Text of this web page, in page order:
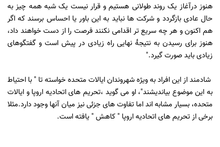
هنوز درآغاز یک روند طولانی هستیم و قرار نیست یک شبه همه چیز به
حال عادی بازگردد و شرکت ها نباید به این باور یا احساس برسند که اگر
هم اکنون و هر چه سریع تر اقدامی نکنند فرصت را از دست خواهند داد،
هنوز برای رسیدن به نتیجۀ نهایی راه زیادی در پیش است و گفتگوهای
زیادی باید صورت گیرد."
شادمند از این افراد به ویژه شهروندان ایالات متحده خواسته تا " با احتیاط
به این موضوع بیاندیشند"، او می گوید ،تحریم های اتحادیه اروپا و ایالات
متحده، بسیار مشابه اند اما تفاوت های جزئی نیز میان آنها وجود دارد.مثلا
برخی از تحریم های اتحادیه اروپا " کاهش " یافته است.